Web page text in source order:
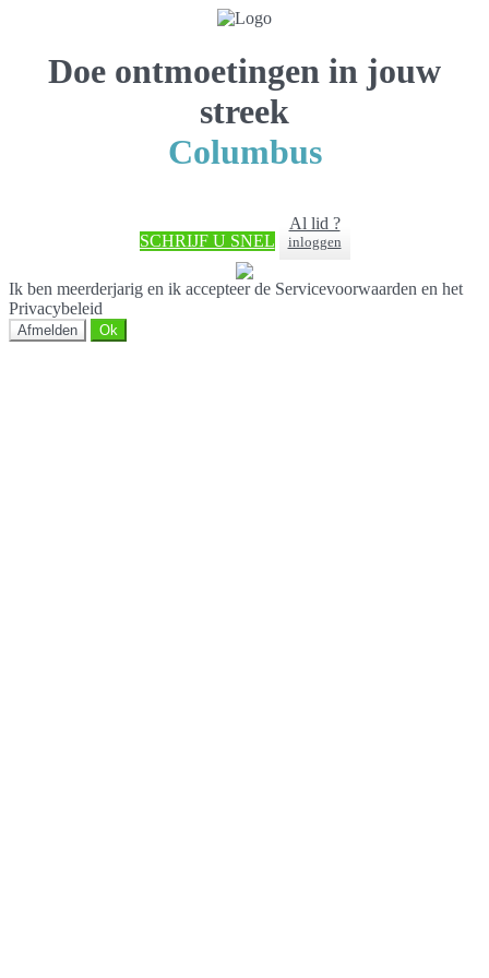
Doe ontmoetingen in jouw
streek
Columbus
SCHRIJF U SNEL
Al lid ?
inloggen
Ik ben meerderjarig en ik accepteer de Servicevoorwaarden en het
Privacybeleid
Afmelden Ok